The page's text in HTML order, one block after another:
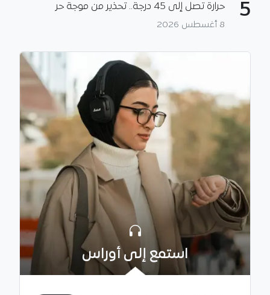
5 حرارة تصل إلى 45 درجة.. تحذير من موجة حر
8 أغسطس 2026
استمع إلى أوراس